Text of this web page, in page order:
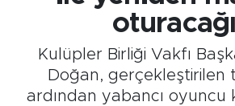
Kulüpler Birliği Vakfı
Doğan, gerçekleştirilen
ardından yabancı oyuncu
Haber Arşivi